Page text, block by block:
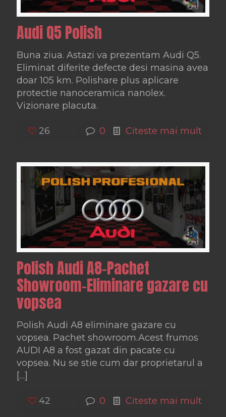
Audi Q5 Polish
Buna ziua. Astazi va prezentam Audi Q5.
Eliminat diferite defecte desi masina avea
doar 105 km. Polishare plus aplicare
protectie nanoceramica nanolex.
Vizionare placuta.
26 0 Citeste mai mult
Polish Audi A8-Pachet
Showroom-Eliminare gazare cu
vopsea
Polish Audi A8 eliminare gazare cu
vopsea. Pachet showroom.Acest frumos
AUDI A8 a fost gazat din pacate cu
vopsea. Nu se stie cum dar proprietarul a
[…]
42 0 Citeste mai mult